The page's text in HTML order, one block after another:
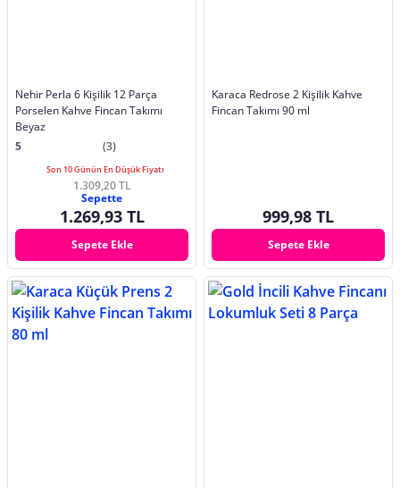
Nehir Perla 6 Kişilik 12 Parça
Porselen Kahve Fincan Takımı
Beyaz
5
(3)
Son 10 Günün En Düşük Fiyatı
1.309,20 TL
Sepette
1.269,93 TL
Sepete Ekle
Karaca Redrose 2 Kişilik Kahve
Fincan Takımı 90 ml
999,98 TL
Sepete Ekle